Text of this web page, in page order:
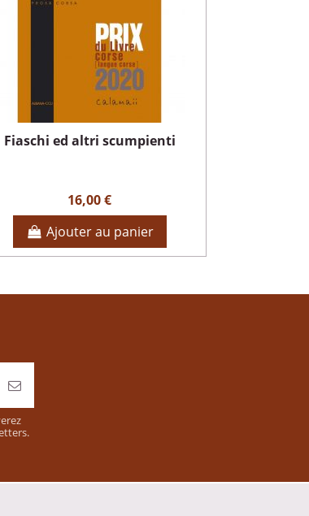
Fiaschi ed altri scumpienti
16,00 €
Ajouter au panier